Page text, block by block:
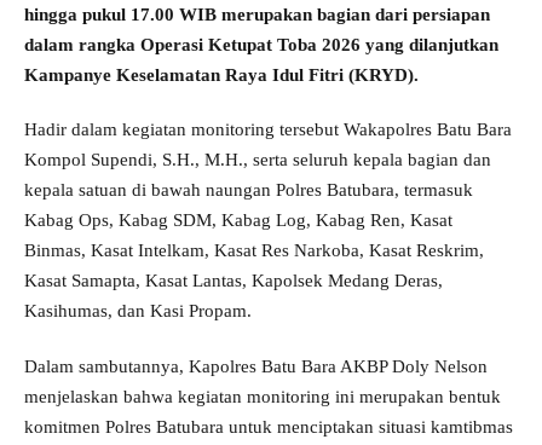
hingga pukul 17.00 WIB merupakan bagian dari persiapan
dalam rangka Operasi Ketupat Toba 2026 yang dilanjutkan
Kampanye Keselamatan Raya Idul Fitri (KRYD).
Hadir dalam kegiatan monitoring tersebut Wakapolres Batu Bara
Kompol Supendi, S.H., M.H., serta seluruh kepala bagian dan
kepala satuan di bawah naungan Polres Batubara, termasuk
Kabag Ops, Kabag SDM, Kabag Log, Kabag Ren, Kasat
Binmas, Kasat Intelkam, Kasat Res Narkoba, Kasat Reskrim,
Kasat Samapta, Kasat Lantas, Kapolsek Medang Deras,
Kasihumas, dan Kasi Propam.
Dalam sambutannya, Kapolres Batu Bara AKBP Doly Nelson
menjelaskan bahwa kegiatan monitoring ini merupakan bentuk
komitmen Polres Batubara untuk menciptakan situasi kamtibmas